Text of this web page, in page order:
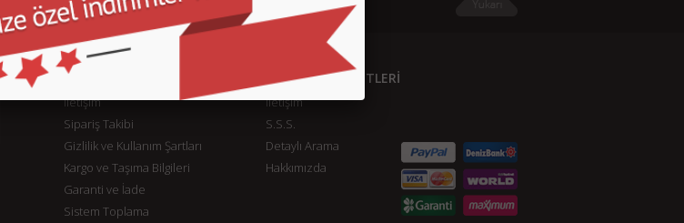
KURUMSAL
İletişim
Sipariş Takibi
Gizlilik ve Kullanım Şartları
Kargo ve Taşıma Bilgileri
Garanti ve İade
Sistem Toplama
MÜŞTERİ HİZMETLERİ
İletişim
S.S.S.
Detaylı Arama
Hakkımızda